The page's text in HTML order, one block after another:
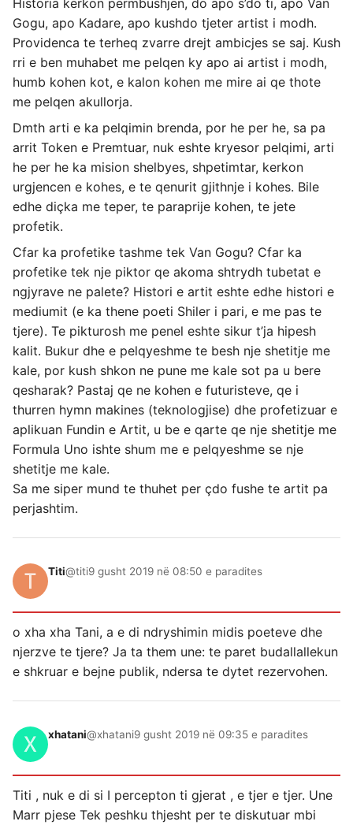
Gogu, apo Kadare, apo kushdo tjeter artist i modh.
Providenca te terheq zvarre drejt ambicjes se saj. Kush
rri e ben muhabet me pelqen ky apo ai artist i modh,
humb kohen kot, e kalon kohen me mire ai qe thote
me pelqen akullorja.
Dmth arti e ka pelqimin brenda, por he per he, sa pa
arrit Token e Premtuar, nuk eshte kryesor pelqimi, arti
he per he ka mision shelbyes, shpetimtar, kerkon
urgjencen e kohes, e te qenurit gjithnje i kohes. Bile
edhe diçka me teper, te paraprije kohen, te jete
profetik.
Cfar ka profetike tashme tek Van Gogu? Cfar ka
profetike tek nje piktor qe akoma shtrydh tubetat e
ngjyrave ne palete? Histori e artit eshte edhe histori e
mediumit (e ka thene poeti Shiler i pari, e me pas te
tjere). Te pikturosh me penel eshte sikur t’ja hipesh
kalit. Bukur dhe e pelqyeshme te besh nje shetitje me
kale, por kush shkon ne pune me kale sot pa u bere
qesharak? Pastaj qe ne kohen e futuristeve, qe i
thurren hymn makines (teknologjise) dhe profetizuar e
aplikuan Fundin e Artit, u be e qarte qe nje shetitje me
Formula Uno ishte shum me e pelqyeshme se nje
shetitje me kale.
Sa me siper mund te thuhet per çdo fushe te artit pa
perjashtim.
Titi@titi9 gusht 2019 në 08:50 e paradites
o xha xha Tani, a e di ndryshimin midis poeteve dhe
njerzve te tjere? Ja ta them une: te paret budallallekun
e shkruar e bejne publik, ndersa te dytet rezervohen.
xhatani@xhatani9 gusht 2019 në 09:35 e paradites
Titi , nuk e di si I percepton ti gjerat , e tjer e tjer. Une
Marr pjese Tek peshku thjesht per te diskutuar mbi